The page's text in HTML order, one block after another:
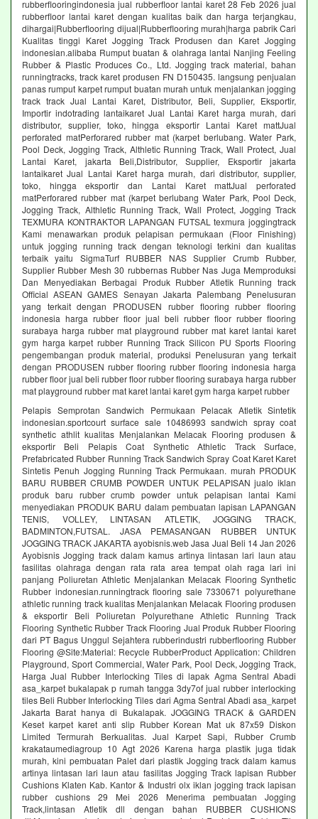
rubberflooringindonesia jual rubberfloor lantai karet 28 Feb 2026 jual
rubberfloor lantai karet dengan kualitas baik dan harga terjangkau,
dihargai|Rubberflooring dijual|Rubberflooring murah|harga pabrik Cari
Kualitas tinggi Karet Jogging Track Produsen dan Karet Jogging
indonesian.alibaba Rumput buatan & olahraga lantai Nanjing Feeling
Rubber & Plastic Produces Co., Ltd. Jogging track material, bahan
runningtracks, track karet produsen FN D150435. langsung penjualan
panas rumput karpet rumput buatan murah untuk menjalankan jogging
track track Jual Lantai Karet, Distributor, Beli, Supplier, Eksportir,
Importir indotrading lantaikaret Jual Lantai Karet harga murah, dari
distributor, supplier, toko, hingga eksportir Lantai Karet mattJual
perforated matPerforared rubber mat (karpet berlubang. Water Park,
Pool Deck, Jogging Track, Althletic Running Track, Wall Protect, Jual
Lantai Karet, jakarta Beli,Distributor, Supplier, Eksportir jakarta
lantaikaret Jual Lantai Karet harga murah, dari distributor, supplier,
toko, hingga eksportir dan Lantai Karet mattJual perforated
matPerforared rubber mat (karpet berlubang Water Park, Pool Deck,
Jogging Track, Althletic Running Track, Wall Protect, Jogging Track
TEXMURA KONTRAKTOR LAPANGAN FUTSAL texmura joggingtrack
Kami menawarkan produk pelapisan permukaan (Floor Finishing)
untuk jogging running track dengan teknologi terkini dan kualitas
terbaik yaitu SigmaTurf RUBBER NAS Supplier Crumb Rubber,
Supplier Rubber Mesh 30 rubbernas Rubber Nas Juga Memproduksi
Dan Menyediakan Berbagai Produk Rubber Atletik Running track
Official ASEAN GAMES Senayan Jakarta Palembang Penelusuran
yang terkait dengan PRODUSEN rubber flooring rubber flooring
indonesia harga rubber floor jual beli rubber floor rubber flooring
surabaya harga rubber mat playground rubber mat karet lantai karet
gym harga karpet rubber Running Track Silicon PU Sports Flooring
pengembangan produk material, produksi Penelusuran yang terkait
dengan PRODUSEN rubber flooring rubber flooring indonesia harga
rubber floor jual beli rubber floor rubber flooring surabaya harga rubber
mat playground rubber mat karet lantai karet gym harga karpet rubber
Pelapis Semprotan Sandwich Permukaan Pelacak Atletik Sintetik
indonesian.sportcourt surface sale 10486993 sandwich spray coat
synthetic athlit kualitas Menjalankan Melacak Flooring produsen &
eksportir Beli Pelapis Coat Synthetic Athletic Track Surface,
Prefabricated Rubber Running Track Sandwich Spray Coat Karet Karet
Sintetis Penuh Jogging Running Track Permukaan. murah PRODUK
BARU RUBBER CRUMB POWDER UNTUK PELAPISAN jualo iklan
produk baru rubber crumb powder untuk pelapisan lantai Kami
menyediakan PRODUK BARU dalam pembuatan lapisan LAPANGAN
TENIS, VOLLEY, LINTASAN ATLETIK, JOGGING TRACK,
BADMINTON,FUTSAL. JASA PEMASANGAN RUBBER UNTUK
JOGGING TRACK JAKARTA ayobisnis.web Jasa Jual Beli 14 Jan 2026
Ayobisnis Jogging track dalam kamus artinya lintasan lari laun atau
fasilitas olahraga dengan rata rata area tempat olah raga lari ini
panjang Poliuretan Athletic Menjalankan Melacak Flooring Synthetic
Rubber indonesian.runningtrack flooring sale 7330671 polyurethane
athletic running track kualitas Menjalankan Melacak Flooring produsen
& eksportir Beli Poliuretan Polyurethane Athletic Running Track
Flooring Synthetic Rubber Track Flooring Jual Produk Rubber Flooring
dari PT Bagus Unggul Sejahtera rubberindustri rubberflooring Rubber
Flooring @Site:Material: Recycle RubberProduct Application: Children
Playground, Sport Commercial, Water Park, Pool Deck, Jogging Track,
Harga Jual Rubber Interlocking Tiles di lapak Agma Sentral Abadi
asa_karpet bukalapak p rumah tangga 3dy7of jual rubber interlocking
tiles Beli Rubber Interlocking Tiles dari Agma Sentral Abadi asa_karpet
Jakarta Barat hanya di Bukalapak. JOGGING TRACK & GARDEN
Keset karpet karet anti slip Rubber Korean Mat uk 87x59 Diskon
Limited Termurah Berkualitas. Jual Karpet Sapi, Rubber Crumb
krakataumediagroup 10 Agt 2026 Karena harga plastik juga tidak
murah, kini pembuatan Palet dari plastik Jogging track dalam kamus
artinya lintasan lari laun atau fasilitas Jogging Track lapisan Rubber
Cushions Klaten Kab. Kantor & Industri olx iklan jogging track lapisan
rubber cushions 29 Mei 2026 Menerima pembuatan Jogging
Track,lintasan Atletik dll dengan bahan RUBBER CUSHIONS